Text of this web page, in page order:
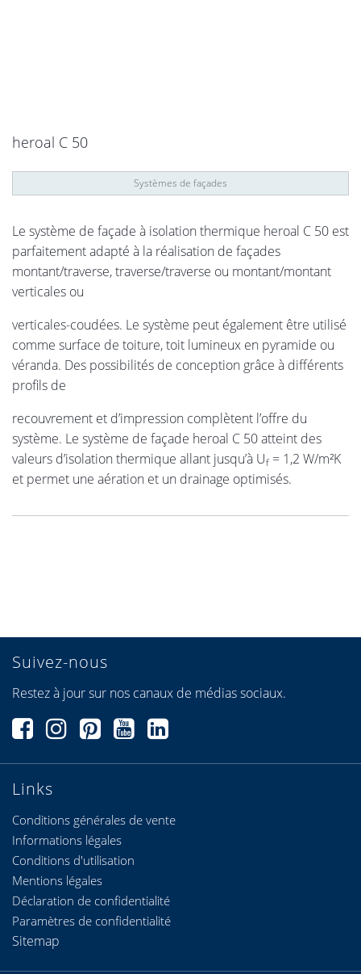
heroal C 50
Systèmes de façades
Le système de façade à isolation thermique heroal C 50 est
parfaitement adapté à la réalisation de façades
montant/traverse, traverse/traverse ou montant/montant
verticales ou
verticales-coudées. Le système peut également être utilisé
comme surface de toiture, toit lumineux en pyramide ou
véranda. Des possibilités de conception grâce à différents
profils de
recouvrement et d’impression complètent l’offre du
système. Le système de façade heroal C 50 atteint des
valeurs d’isolation thermique allant jusqu’à Uf = 1,2 W/m²K
et permet une aération et un drainage optimisés.
Links
Conditions générales de vente
Informations légales
Conditions d'utilisation
Suivez-nous
Restez à jour sur nos canaux de médias sociaux.
Mentions légales
Déclaration de confidentialité
Paramètres de confidentialité
Sitemap